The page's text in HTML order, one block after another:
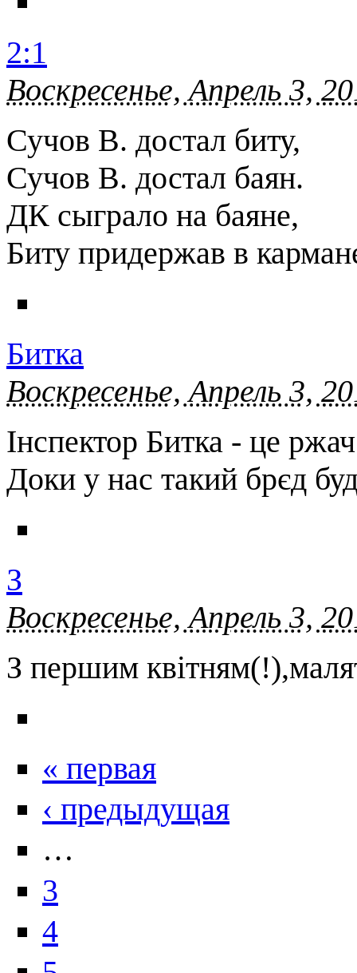
2:1
Воскресенье, Апрель 3,
Сучов В. достал биту,
Сучов В. достал баян.
ДК сыграло на баяне,
Биту придержав в
Битка
Воскресенье, Апрель 3,
Інспектор Битка - це
Доки у нас такий брєд
З
Воскресенье, Апрель 3,
З першим
« первая
‹ предыдущая
…
3
4